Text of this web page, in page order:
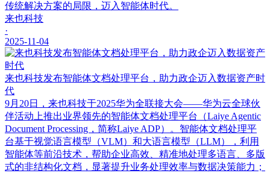
传统解决方案的局限，迈入智能体时代。
来也科技
·
2025-11-04
来也科技发布智能体文档处理平台，助力政企迈入数据资产时
代
9月20日，来也科技于2025华为全联接大会——华为云全球伙
伴活动上推出业界领先的智能体文档处理平台（Laiye Agentic
Document Processing，简称Laiye ADP）。智能体文档处理平
台基于视觉语言模型（VLM）和大语言模型（LLM），利用
智能体等前沿技术，帮助企业高效、精准地处理多语言、多版
式的非结构化文档，显著提升业务处理效率与数据决策能力；